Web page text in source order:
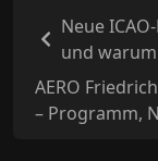
Neue
und
AERO
– Programm,